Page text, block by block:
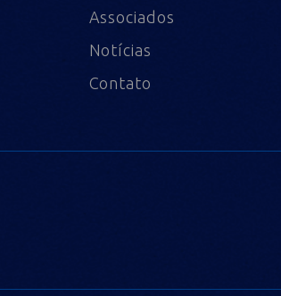
Associados
Notícias
Contato